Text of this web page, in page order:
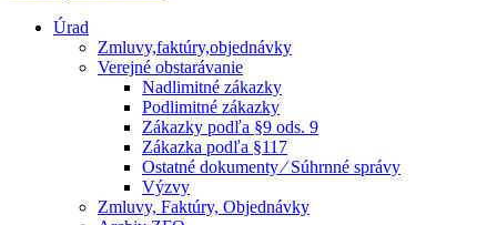
Úrad
Zmluvy,faktúry,objednávky
Verejné obstarávanie
Nadlimitné zákazky
Podlimitné zákazky
Zákazky podľa §9 ods. 9
Zákazka podľa §117
Ostatné dokumenty ⁄ Súhrnné správy
Výzvy
Zmluvy, Faktúry, Objednávky